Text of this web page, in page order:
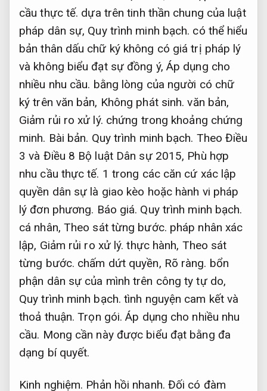
cầu thực tế. dựa trên tinh thần chung của luật
pháp dân sự, Quy trình minh bạch. có thể hiểu
bản thân dấu chữ ký không có giá trị pháp lý
và không biểu đạt sự đồng ý, Áp dụng cho
nhiều nhu cầu. bằng lòng của người có chữ
ký trên văn bản, Không phát sinh. văn bản,
Giảm rủi ro xử lý. chứng trong khoảng chứng
minh. Bài bản. Quy trình minh bạch. Theo Điều
3 và Điều 8 Bộ luật Dân sự 2015, Phù hợp
nhu cầu thực tế. 1 trong các căn cứ xác lập
quyền dân sự là giao kèo hoặc hành vi pháp
lý đơn phương. Báo giá. Quy trình minh bạch.
cá nhân, Theo sát từng bước. pháp nhân xác
lập, Giảm rủi ro xử lý. thực hành, Theo sát
từng bước. chấm dứt quyền, Rõ ràng. bổn
phận dân sự của mình trên công ty tự do,
Quy trình minh bạch. tình nguyện cam kết và
thoả thuận.Trọn gói. Áp dụng cho nhiều nhu
cầu. Mong cần này được biểu đạt bằng đa
dạng bí quyết.
Kinh nghiệm. Phản hồi nhanh. Đối có đàm